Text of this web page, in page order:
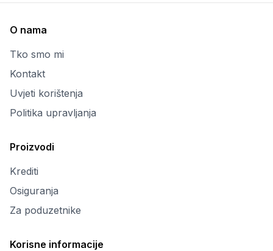
O nama
Tko smo mi
Kontakt
Uvjeti korištenja
Politika upravljanja
Proizvodi
Krediti
Osiguranja
Za poduzetnike
Korisne informacije